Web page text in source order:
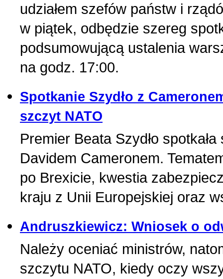
udziałem szefów państw i
w piątek, odbędzie szereg
podsumowującą ustalenia
na godz. 17:00.
Spotkanie Szydło z
szczyt NATO
Premier Beata Szydło
Davidem Cameronem.
po Brexicie, kwestia
kraju z Unii Europejskiej oraz
Andruszkiewicz: Wniosek o
Należy oceniać ministrów,
szczytu NATO, kiedy oczy